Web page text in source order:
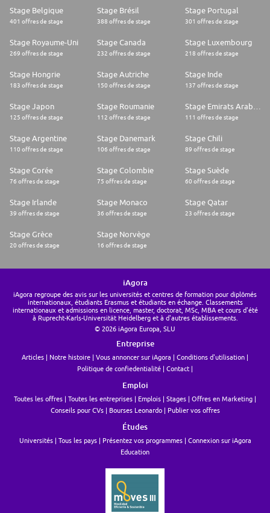
Stage Belgique
401 offres de stage
Stage Brésil
388 offres de stage
Stage Portugal
301 offres de stage
Stage Royaume-Uni
269 offres de stage
Stage Canada
232 offres de stage
Stage Luxembourg
218 offres de stage
Stage Hongrie
183 offres de stage
Stage Autriche
150 offres de stage
Stage Inde
137 offres de stage
Stage Japon
125 offres de stage
Stage Roumanie
112 offres de stage 111 offres de stage
Stage Argentine
110 offres de stage
Stage Danemark
106 offres de stage
Stage Chili
89 offres de stage
Stage Corée
76 offres de stage
Stage Colombie
75 offres de stage
Stage Suède
60 offres de stage
Stage Irlande
39 offres de stage
Stage Monaco
36 offres de stage
Stage Qatar
23 offres de stage
Stage Grèce
20 offres de stage
Stage Norvège
16 offres de stage
iAgora
iAgora regroupe des avis sur les universités et centres de formation pour diplômés
internationaux, étudiants Erasmus et étudiants en échange. Classements
internationaux et admissions en licence, master, doctorat, MSc, MBA et cours d'été
à Ruprecht-Karls-Universität Heidelberg et à d'autres établissements.
© 2026 iAgora Europa, SLU
Entreprise
Articles Notre histoire Vous annoncer sur iAgora
Conditions d'utilisation
Politique de confiedentialité
Contact
Emploi
Toutes les offres Toutes les entreprises Emplois Stages
Offres en Marketing
Conseils pour CVs
Bourses Leonardo Publier vos offres
Études
Universités Tous les pays Présentez vos programmes
Connexion sur iAgora
Education